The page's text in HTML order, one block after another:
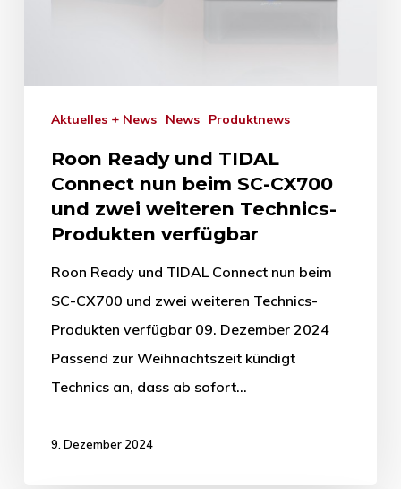
Aktuelles + News News Produktnews
Roon Ready und TIDAL
Connect nun beim SC-CX700
und zwei weiteren Technics-
Produkten verfügbar
Roon Ready und TIDAL Connect nun beim
SC-CX700 und zwei weiteren Technics-
Produkten verfügbar 09. Dezember 2024
Passend zur Weihnachtszeit kündigt
Technics an, dass ab sofort…
9. Dezember 2024